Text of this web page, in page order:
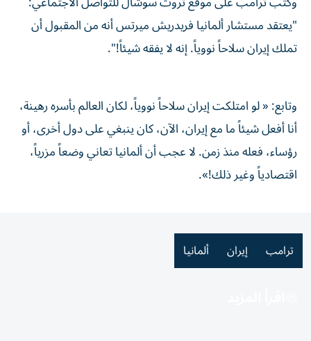
"يعتقد مستشار ألمانيا فريدريش ميرتس أنه ‌من المقبول ‌أن
⁠تملك ‌إيران سلاحاً نووياً. إنه لا ⁠يفقه ​شيئاً!".
وتابع: « لو امتلكت إيران سلاحاً نووياً، لكان العالم بأسره رهينة،
أنا أفعل شيئاً ما مع إيران، الآن، كان ينبغي على دول أخرى، أو
رؤساء، فعله منذ زمن. لا عجب أن ألمانيا تعاني وضعاً مزرياً،
اقتصادياً وغير ذلك!».
ترامب إيران ألمانيا